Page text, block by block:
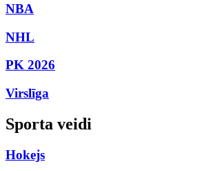
NBA
NHL
PK 2026
Virslīga
Sporta veidi
Hokejs